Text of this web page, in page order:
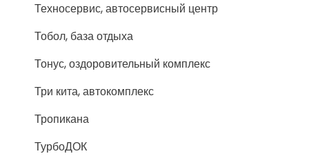
Техносервис, автосервисный центр
Тобол, база отдыха
Тонус, оздоровительный комплекс
Три кита, автокомплекс
Тропикана
ТурбоДОК